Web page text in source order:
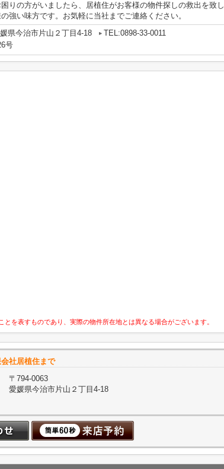
りの方がいましたら、居植住がお客様の物件探しの救出を致し
強い味方です。お気軽に当社までご連絡ください。
県今治市片山２丁目4-18
TEL:0898-33-0011
号
を表すものであり、実際の物件所在地とは異なる場合がございます。
社居植住まで
〒794-0063
愛媛県今治市片山２丁目4-18